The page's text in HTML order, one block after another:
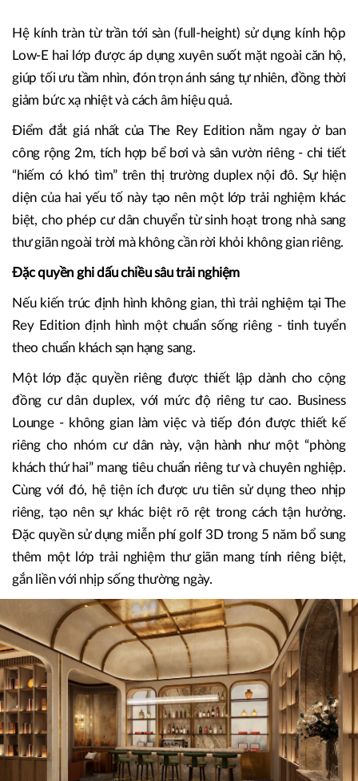
master suites. Cấu trúc này không chỉ tối ưu công năng, mà
còn tạo nên một không gian đủ rộng lớn để thoải mái tận
hưởng sự riêng tư và đủ ấm áp để dung dưỡng sự gắn kết
của gia đình đa thế hệ.
Hệ kính tràn từ trần tới sàn (full-height) sử dụng kính hộp
Low-E hai lớp được áp dụng xuyên suốt mặt ngoài căn hộ,
giúp tối ưu tầm nhìn, đón trọn ánh sáng tự nhiên, đồng thời
giảm bức xạ nhiệt và cách âm hiệu quả.
Điểm đắt giá nhất của The Rey Edition nằm ngay ở ban
“hiếm có khó tìm” trên thị trường duplex nội đô. Sự hiện
diện của hai yếu tố này tạo nên một lớp trải nghiệm khác
biệt, cho phép cư dân chuyển từ sinh hoạt trong nhà sang
thư giãn ngoài trời mà không cần rời khỏi không gian riêng.
Đặc quyền ghi dấu chiều sâu trải nghiệm
Nếu kiến trúc định hình không gian, thì trải nghiệm tại The
Rey Edition định hình một chuẩn sống riêng - tinh tuyển
theo chuẩn khách sạn hạng sang.
Một lớp đặc quyền riêng được thiết lập dành cho cộng
đồng cư dân duplex, với mức độ riêng tư cao. Business
Lounge - không gian làm việc và tiếp đón được thiết kế
riêng cho nhóm cư dân này, vận hành như một “phòng
khách thứ hai” mang tiêu chuẩn riêng tư và chuyên nghiệp.
Cùng với đó, hệ tiện ích được ưu tiên sử dụng theo nhịp
riêng, tạo nên sự khác biệt rõ rệt trong cách tận hưởng.
Đặc quyền sử dụng miễn phí golf 3D trong 5 năm bổ sung
thêm một lớp trải nghiệm thư giãn mang tính riêng biệt,
gắn liền với nhịp sống thường ngày.